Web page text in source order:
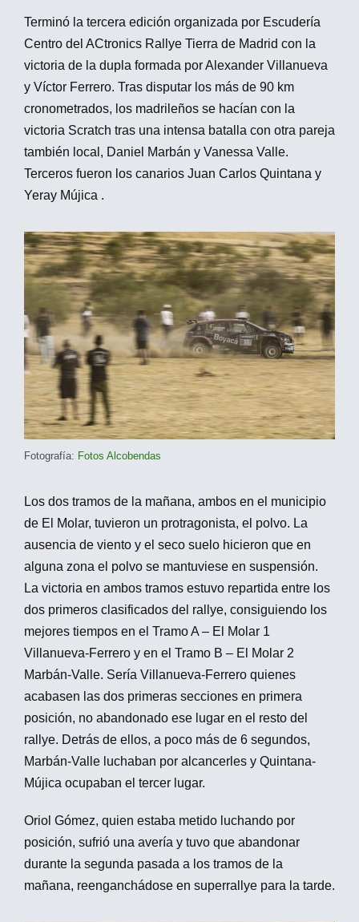
Terminó la tercera edición organizada por Escudería
Centro del ACtronics Rallye Tierra de Madrid con la
victoria de la dupla formada por Alexander Villanueva
y Víctor Ferrero. Tras disputar los más de 90 km
cronometrados, los madrileños se hacían con la
victoria Scratch tras una intensa batalla con otra pareja
también local, Daniel Marbán y Vanessa Valle.
Terceros fueron los canarios Juan Carlos Quintana y
Yeray Mújica .
Fotografía: Fotos Alcobendas
Los dos tramos de la mañana, ambos en el municipio
de El Molar, tuvieron un protragonista, el polvo. La
ausencia de viento y el seco suelo hicieron que en
alguna zona el polvo se mantuviese en suspensión.
La victoria en ambos tramos estuvo repartida entre los
dos primeros clasificados del rallye, consiguiendo los
mejores tiempos en el Tramo A – El Molar 1
Villanueva-Ferrero y en el Tramo B – El Molar 2
Marbán-Valle. Sería Villanueva-Ferrero quienes
acabasen las dos primeras secciones en primera
posición, no abandonado ese lugar en el resto del
rallye. Detrás de ellos, a poco más de 6 segundos,
Marbán-Valle luchaban por alcancerles y Quintana-
Mújica ocupaban el tercer lugar.
Oriol Gómez, quien estaba metido luchando por
posición, sufrió una avería y tuvo que abandonar
durante la segunda pasada a los tramos de la
mañana, reenganchádose en superrallye para la tarde.